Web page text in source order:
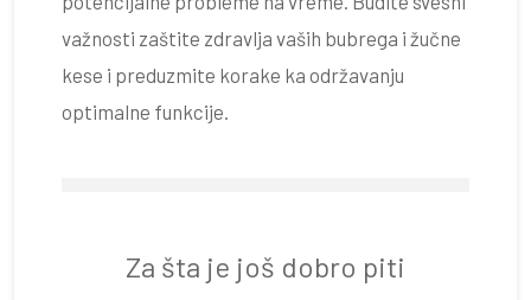
važnosti zaštite zdravlja vaših bubrega i žučne
kese i preduzmite korake ka održavanju
optimalne funkcije.
Za šta je još dobro piti